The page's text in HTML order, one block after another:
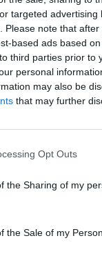
targeted
Please note that
based ads based
third parties prior
personal
may also be
that may further
Opt Outs
the Sharing of my
the Sale of my